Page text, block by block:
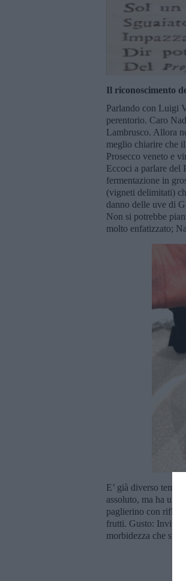
Il riconoscimento
Parlando con Luigi
perentorio. Caro
Lambrusco. Allora
meglio chiarire che
Prosecco veneto e
Eccoci a parlare del
fermentazione in
(vigneti delimitati)
danno delle uve di
Non si potrebbe
molto enfatizzato;
E’ già diverso
assoluto, ma ha un
paglierino con
frutti. Gusto:
morbidezza che